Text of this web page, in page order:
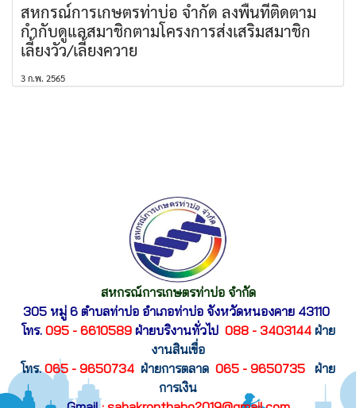
สหกรณ์การเกษตรท่าบ่อ จำกัด ลงพื้นที่ติดตาม
กำกับดูแลสมาชิกตามโครงการส่งเสริมสมาชิก
เลี้ยงวัว/เลี้ยงควาย
3 ก.พ. 2565
สหกรณ์การเกษตรท่าบ่อ จำกัด
305 หมู่ 6 ตำบลท่าบ่อ อำเภอท่าบ่อ จังหวัดหนองคาย 43110
โทร. 095 - 6610589 ฝ่ายบริงานทั่วไป 088 - 3403144 ฝ่าย
งานสินเขื่อ
โทร.065 - 9650734 ฝ่ายการตลาด 065 - 9650735 ฝ่าย
การเงิน